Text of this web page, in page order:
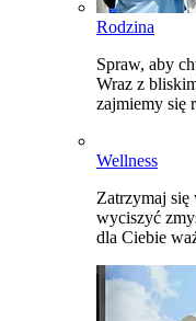
Rodzina
Spraw, aby
Wraz z
zajmiemy się
Wellness
Zatrzymaj się
wyciszyć
dla Ciebie